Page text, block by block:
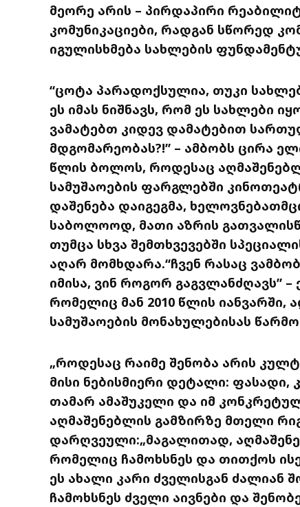
მეორე არის – პირდაპირი
კომუნიკაციები, რადგან სწორედ
იგულისხმება სახლების
“ცოტა პარადოქსულია, თუკი
ეს იმას ნიშნავს, რომ ეს სახლები
ვამატებთ კიდევ დამატებით
მდგომარეობას?!” – ამბობს ცირა
წლის ბოლოს, როდესაც
სამუშაოების ფარგლებში
დაშენება დაიგეგმა,
საბოლოოდ, მათი აზრის
თუმცა სხვა შემთხვევებში
აღარ მომხდარა.“ჩვენ რასაც
იმისა, ვინ როგორ გაგვლანძღავს” –
რომელიც მან 2010 წლის იანვარში,
სამუშაოების მონახულებისას
„როდესაც რაიმე შენობა არის
მისი ნებისმიერი დეტალი: ფასადი,
თამარ ამაშუკელი და იმ
აღმაშენებლის გამზირზე მთელი
დარღვეული:„მაგალითად,
რომელიც ჩამოხსნეს და თითქოს
ეს ახალი კარი ძველისგან ძალიან
ჩამოხსნეს ძველი აივნები და